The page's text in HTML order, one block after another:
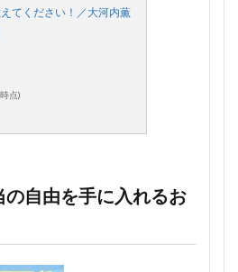
てください！／大河内薫
点)
の自由を手に入れるお